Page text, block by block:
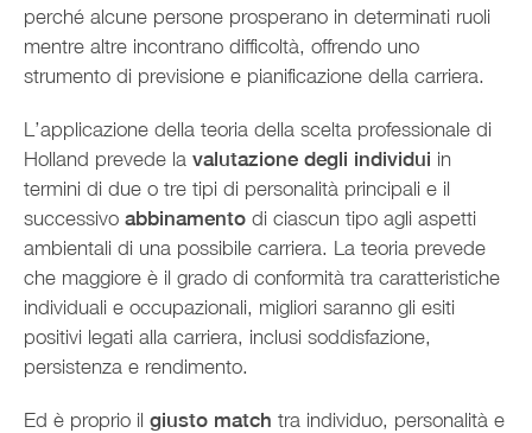
perché alcune persone prosperano in determinati ruoli
mentre altre incontrano difficoltà, offrendo uno
strumento di previsione e pianificazione della carriera.
L’applicazione della teoria della scelta professionale di
Holland prevede la valutazione degli individui in
termini di due o tre tipi di personalità principali e il
successivo abbinamento di ciascun tipo agli aspetti
ambientali di una possibile carriera. La teoria prevede
che maggiore è il grado di conformità tra caratteristiche
individuali e occupazionali, migliori saranno gli esiti
positivi legati alla carriera, inclusi soddisfazione,
persistenza e rendimento.
Ed è proprio il giusto match tra individuo, personalità e